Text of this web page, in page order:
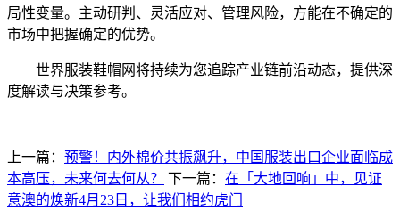
局性变量。主动研判、灵活应对、管理风险，方能在不确定的
市场中把握确定的优势。
世界服装鞋帽网将持续为您追踪产业链前沿动态，提供深
度解读与决策参考。
上一篇： 预警！内外棉价共振飙升，中国服装出口企业面临成
本高压，未来何去何从？
下一篇： 在「大地回响」中，见证
意澳的焕新4月23日，让我们相约虎门